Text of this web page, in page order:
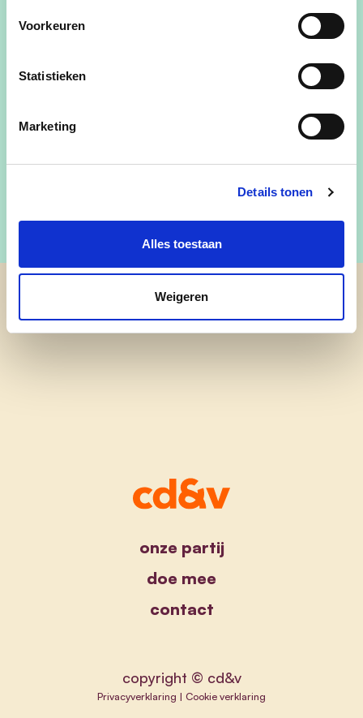
Voorkeuren
Statistieken
Marketing
Details tonen
Alles toestaan
Weigeren
bevoegd voor Stadsontwikkeling, Nationaal Park
Bosland, Milieu, klimaat, natuur en dierenwelzijn.
Tel :0492 13 17 97
Spreekuur
: Elke dinsdag van 17 uur tot 19 uur.
Enkel na afspraak via de schepen.
onze partij
doe mee
contact
copyright © cd&v
Privacyverklaring | Cookie verklaring